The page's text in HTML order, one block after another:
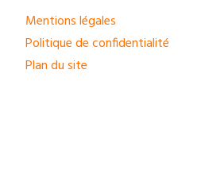
Mentions légales
Politique de confidentialité
Plan du site